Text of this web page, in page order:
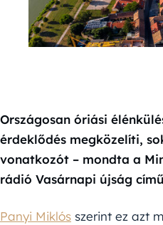
Országosan óriási
érdeklődés megközelíti,
vonatkozót – mondta a
rádió Vasárnapi újság
Panyi Miklós szerint ez azt